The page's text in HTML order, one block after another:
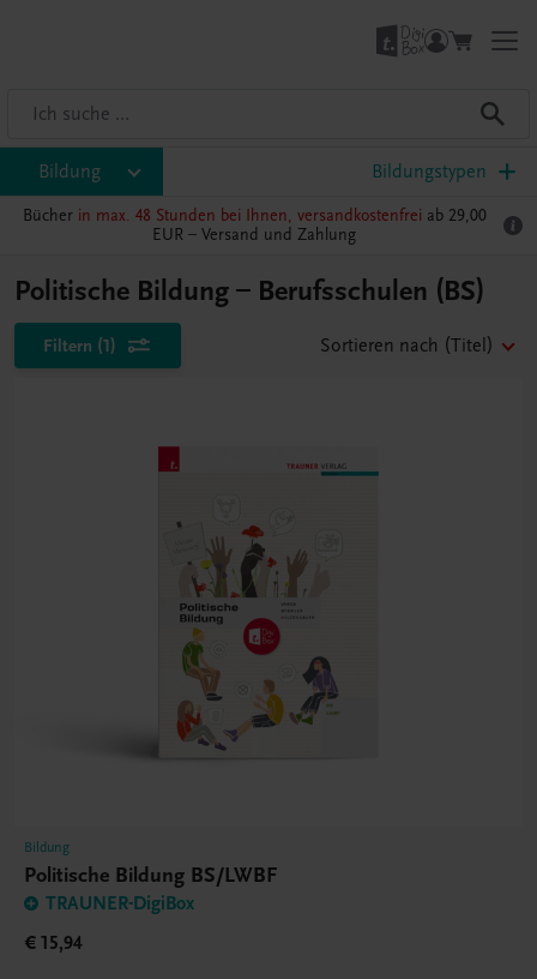
Bildung Bildungstypen
Bücher in max. 48 Stunden bei Ihnen, versandkostenfrei ab 29,00
EUR – Versand und Zahlung
Politische Bildung – Berufsschulen (BS)
Filtern (1) Sortieren nach (Titel)
Bildung
Politische Bildung BS/LWBF
TRAUNER-DigiBox
€ 15,94